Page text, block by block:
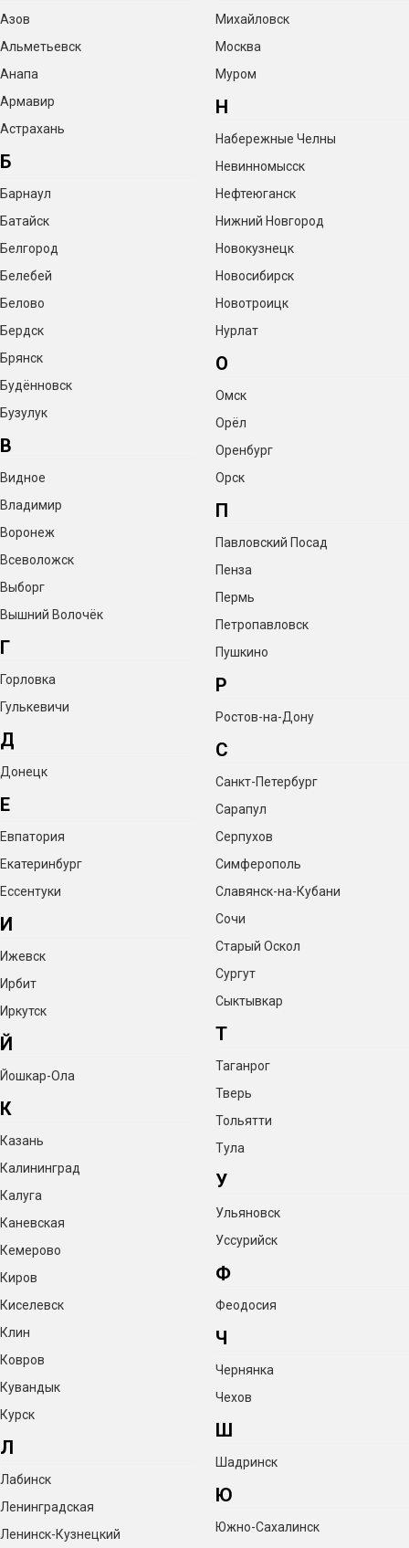
Азов
Альметьевск
Анапа
Армавир
Астрахань
Б
Барнаул
Батайск
Белгород
Белебей
Белово
Бердск
Брянск
Будённовск
Бузулук
В
Видное
Владимир
Воронеж
Всеволожск
Выборг
Вышний Волочёк
Г
Горловка
Гулькевичи
Д
Донецк
Е
Евпатория
Екатеринбург
Ессентуки
И
Ижевск
Ирбит
Иркутск
Й
Йошкар-Ола
К
Казань
Калининград
Калуга
Каневская
Кемерово
Киров
Киселевск
Клин
Ковров
Кувандык
Курск
Л
Лабинск
Ленинградская
Ленинск-Кузнецкий
Михайловск
Москва
Муром
Н
Набережные Челны
Невинномысск
Нефтеюганск
Нижний Новгород
Новокузнецк
Новосибирск
Новотроицк
Нурлат
О
Омск
Орёл
Оренбург
Орск
П
Павловский Посад
Пенза
Пермь
Петропавловск
Пушкино
Р
Ростов-на-Дону
С
Санкт-Петербург
Сарапул
Серпухов
Симферополь
Славянск-на-Кубани
Сочи
Старый Оскол
Сургут
Сыктывкар
Т
Таганрог
Тверь
Тольятти
Тула
У
Ульяновск
Уссурийск
Ф
Феодосия
Ч
Чернянка
Чехов
Ш
Шадринск
Ю
Южно-Сахалинск